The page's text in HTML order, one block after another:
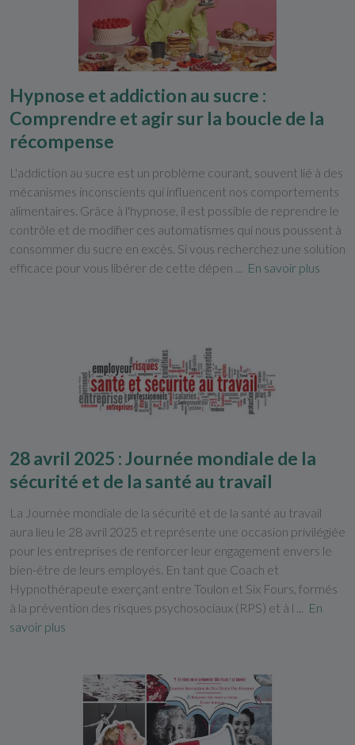
Hypnose et addiction au sucre :
Comprendre et agir sur la boucle de la
récompense
L'addiction au sucre est un problème courant, souvent lié à des
mécanismes inconscients qui influencent nos comportements
alimentaires. Grâce à l'hypnose, il est possible de reprendre le
contrôle et de modifier ces automatismes qui nous poussent à
consommer du sucre en excès. Si vous recherchez une solution
efficace pour vous libérer de cette dépen ...
En savoir plus
28 avril 2025 : Journée mondiale de la
sécurité et de la santé au travail
La Journée mondiale de la sécurité et de la santé au travail
aura lieu le 28 avril 2025 et représente une occasion privilégiée
pour les entreprises de renforcer leur engagement envers le
bien-être de leurs employés. En tant que Coach et
Hypnothérapeute exerçant entre Toulon et Six Fours, formés
à la prévention des risques psychosociaux (RPS) et à l ...
En
savoir plus